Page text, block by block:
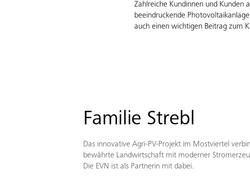
Zahlreiche Kundinnen und Kunden
beeindruckende
auch einen wichtigen Beitrag zum
Familie Strebl
Das innovative Agri-PV-Projekt im Mostviertel
bewährte Landwirtschaft mit moderner
Die EVN ist als Partnerin mit dabei.